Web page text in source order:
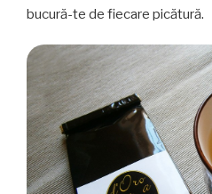
bucură-te de fiecare picătură.